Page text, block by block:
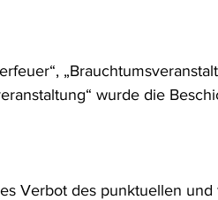
wurde die
Verbot des punktuellen